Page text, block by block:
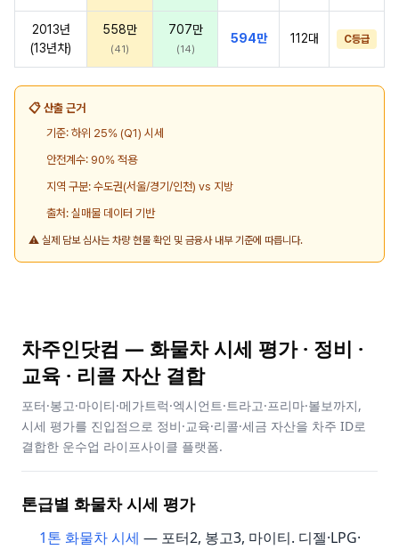
2013년
(13년차)
558만
(41)
707만
(14)
594만 112대 C등급
📋 산출 근거
기준: 하위 25% (Q1) 시세
안전계수: 90% 적용
지역 구분: 수도권(서울/경기/인천) vs 지방
출처: 실매물 데이터 기반
⚠️ 실제 담보 심사는 차량 현물 확인 및 금융사 내부 기준에 따릅니다.
차주인닷컴 — 화물차 시세 평가 · 정비 ·
교육 · 리콜 자산 결합
포터·봉고·마이티·메가트럭·엑시언트·트라고·프리마·볼보까지,
시세 평가를 진입점으로 정비·교육·리콜·세금 자산을 차주 ID로
결합한 운수업 라이프사이클 플랫폼.
톤급별 화물차 시세 평가
1톤 화물차 시세 — 포터2, 봉고3, 마이티. 디젤·LPG·